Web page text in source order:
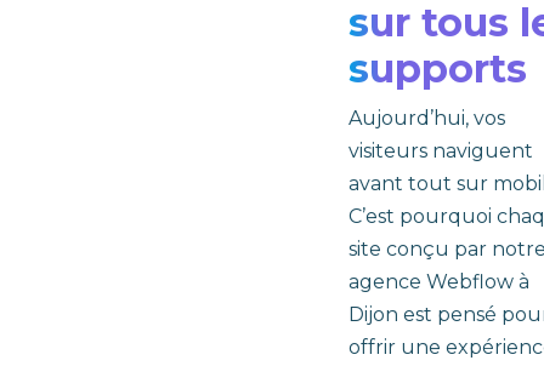
sur tous
supports
Aujourd’hui, vos
visiteurs naviguent
avant tout sur
C’est pourquoi
site conçu par
agence Webflow à
Dijon est pensé
offrir une